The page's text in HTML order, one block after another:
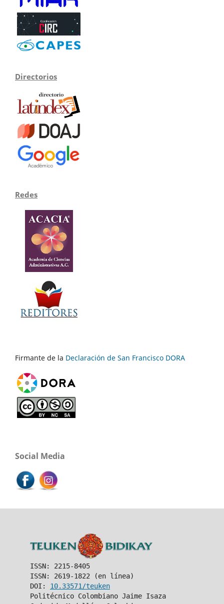
Directorios
Redes
Firmante de la Declaración de San Francisco DORA
Social Media
ISSN: 2215-8405
ISSN: 2619-1822 (en línea)
DOI: 10.33571/teuken
Politécnico Colombiano Jaime Isaza